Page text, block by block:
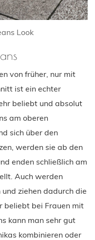
Look
von früher, nur mit
ist ein echter
beliebt und absolut
am oberen
sich über den
werden sie ab den
enden schließlich am
Auch werden
ziehen dadurch die
beliebt bei Frauen mit
kann man sehr gut
kombinieren oder